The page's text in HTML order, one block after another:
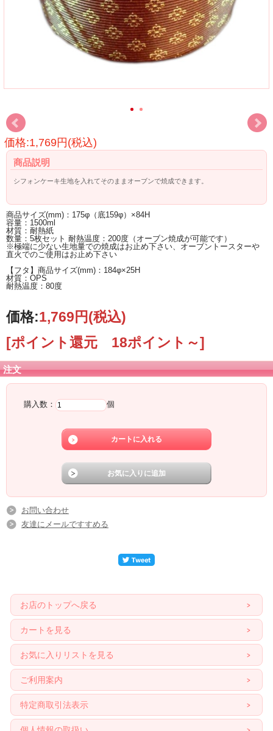
価格:1,769円(税込)
商品説明
シフォンケーキ生地を入れてそのままオーブンで焼成できます。
商品サイズ(mm)：175φ（底159φ）×84H
容量：1500ml
材質：耐熱紙
数量：5枚セット 耐熱温度：200度（オーブン焼成が可能です）
※極端に少ない生地量での焼成はお止め下さい、オーブントースターや
直火でのご使用はお止め下さい
【フタ】商品サイズ(mm)：184φ×25H
材質：OPS
耐熱温度：80度
価格:1,769円(税込)
[ポイント還元 18ポイント～]
注文
購入数： 個
お問い合わせ
友達にメールですすめる
お店のトップへ戻る
カートを見る
お気に入りリストを見る
ご利用案内
特定商取引法表示